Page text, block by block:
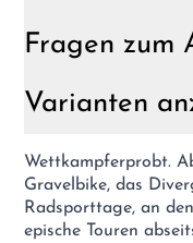
Fragen zum
Varianten
Wettkampferprobt.
Gravelbike, das
Radsporttage, an
epische Touren